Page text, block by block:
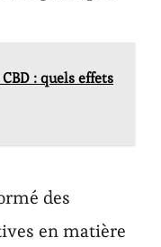
: quels effets
des
en matière